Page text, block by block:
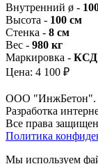
Внутренний ø -
Высота - 100 см
Стенка - 8 см
Вес - 980 кг
Маркировка - КСД
Цена: 4 100 ₽
ООО "ИнжБетон".
Разработка
Все права
Политика
Мы используем